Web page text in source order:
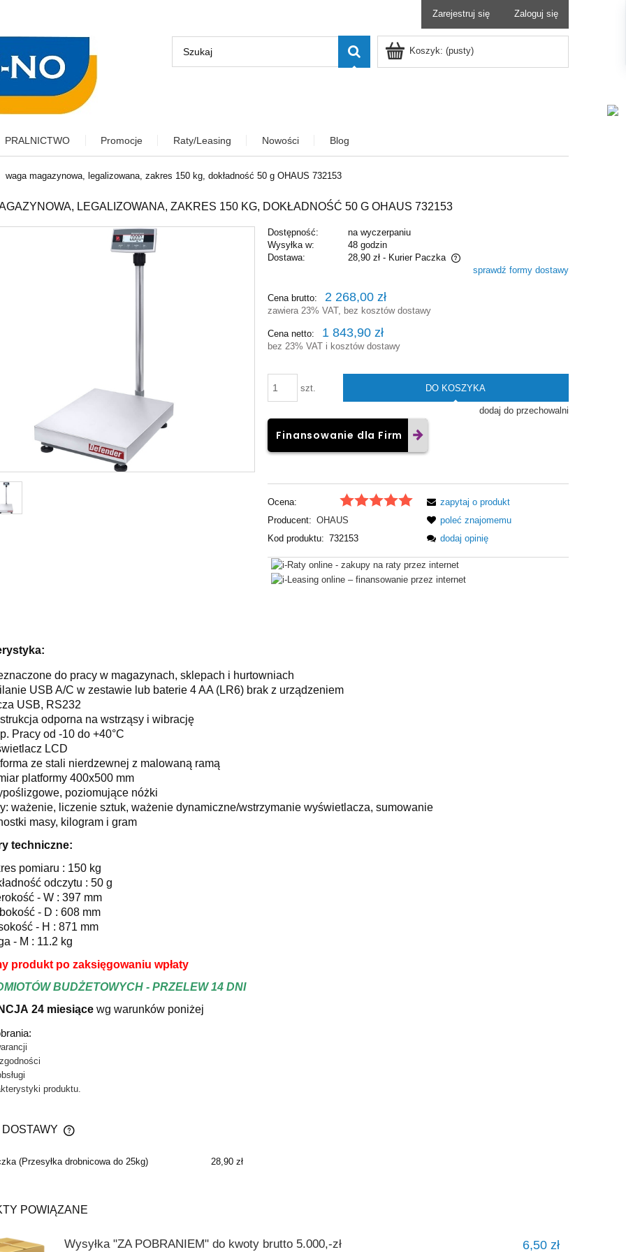
Zarejestruj się Zaloguj się
Koszyk: (pusty)
PRALNICTWO Promocje Raty/Leasing Nowości Blog
waga magazynowa, legalizowana, zakres 150 kg, dokładność 50 g OHAUS 732153
LEGALIZOWANA, ZAKRES 150 KG, DOKŁADNOŚĆ 50 G OHAUS 732153
Dostępność:
na wyczerpaniu
Wysyłka w:
48 godzin
Dostawa:
28,90 zł - Kurier Paczka
płatności
sprawdź formy dostawy
Cena brutto: 2 268,00 zł
zawiera 23% VAT, bez kosztów dostawy
Cena netto: 1 843,90 zł
bez 23% VAT i kosztów dostawy
szt. DO KOSZYKA
dodaj do przechowalni
Finansowanie dla Firm
Ocena:
Producent: OHAUS
Kod produktu: 732153
zapytaj o produkt
poleć znajomemu
dodaj opinię
do pracy w magazynach, sklepach i hurtowniach
USB A/C w zestawie lub baterie 4 AA (LR6) brak z urządzeniem
USB, RS232
odporna na wstrząsy i wibrację
Pracy od -10 do +40°C
LCD
ze stali nierdzewnej z malowaną ramą
platformy 400x500 mm
poziomujące nóżki
ważenie, liczenie sztuk, ważenie dynamiczne/wstrzymanie wyświetlacza, sumowanie
masy, kilogram i gram
techniczne:
pomiaru : 150 kg
odczytu : 50 g
- W : 397 mm
- D : 608 mm
- H : 871 mm
- M : 11.2 kg
produkt po zaksięgowaniu wpłaty
BUDŻETOWYCH - PRZELEW 14 DNI
24 miesiące wg warunków poniżej
produktu.
CENA NIE ZAWIERA EWENTUALNYCH
(Przesyłka drobnicowa do 25kg) 28,90 zł
POWIĄZANE
Wysyłka "ZA POBRANIEM" do kwoty brutto 5.000,-zł 6,50 zł